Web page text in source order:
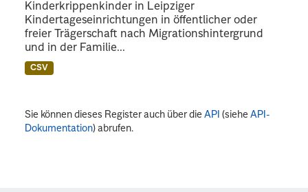
Kinderkrippenkinder in Leipziger
Kindertageseinrichtungen in öffentlicher oder
freier Trägerschaft nach Migrationshintergrund
und in der Familie...
CSV
Sie können dieses Register auch über dieAPI (sieheAPI-
Dokumentation) abrufen.